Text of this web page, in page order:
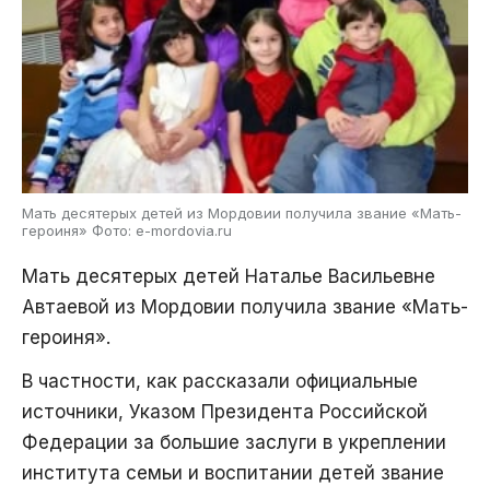
Мать десятерых детей из Мордовии получила звание «Мать-
героиня» Фото: e-mordovia.ru
Мать десятерых детей Наталье Васильевне
Автаевой из Мордовии получила звание «Мать-
героиня».
В частности, как рассказали официальные
источники, Указом Президента Российской
Федерации за большие заслуги в укреплении
института семьи и воспитании детей звание